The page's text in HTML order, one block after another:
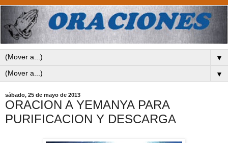
▼
▼
sábado, 25 de mayo de 2013
ORACION A YEMANYA PARA
PURIFICACION Y DESCARGA